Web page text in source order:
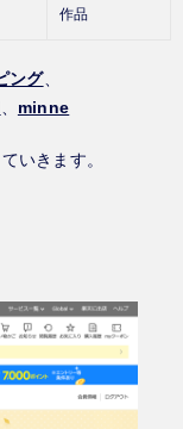
作品
ング、
minne
いきます。